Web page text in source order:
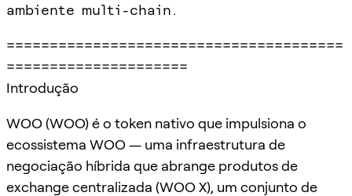
ambiente multi-chain.
=======================================
=====================
Introdução
WOO (WOO) é o token nativo que impulsiona o
ecossistema WOO — uma infraestrutura de
negociação híbrida que abrange produtos de
exchange centralizada (WOO X), um conjunto de